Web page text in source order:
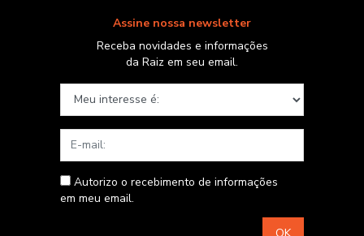
Assine nossa newsletter
Receba novidades e informações
da Raiz em seu email.
Autorizo o recebimento de informações
em meu email.